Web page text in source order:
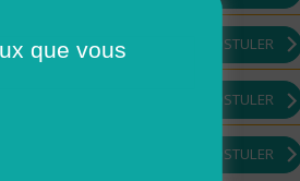
POSTULER
POSTULER
POSTULER
que vous